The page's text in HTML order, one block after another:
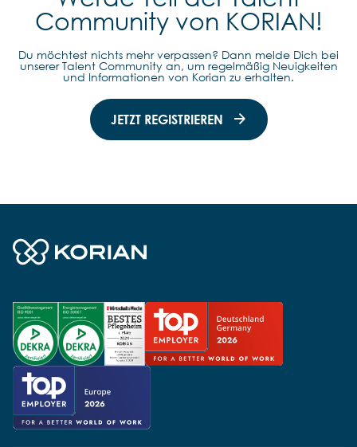
Community von KORIAN!
Du möchtest nichts mehr verpassen? Dann melde Dich bei
unserer Talent Community an, um regelmäßig Neuigkeiten
und Informationen von Korian zu erhalten.
JETZT REGISTRIEREN